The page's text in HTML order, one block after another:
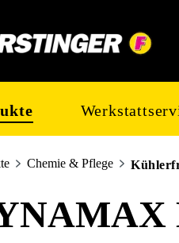
Chemie & Pflege